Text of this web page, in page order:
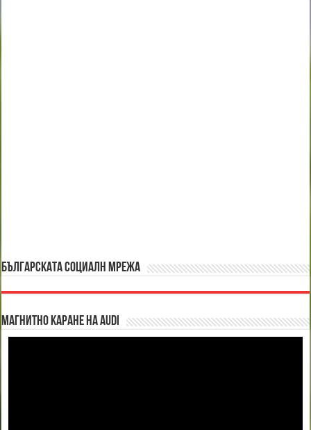
БЪЛГАРСКАТА СОЦИАЛН МРЕЖА
Магнитно каране на Audi